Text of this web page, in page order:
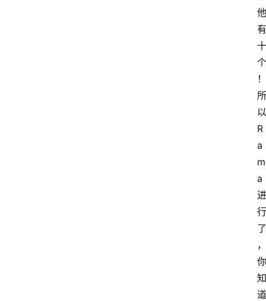
他
有
十
个
！
所
以
R
a
m
a
进
行
了
，
你
知
道